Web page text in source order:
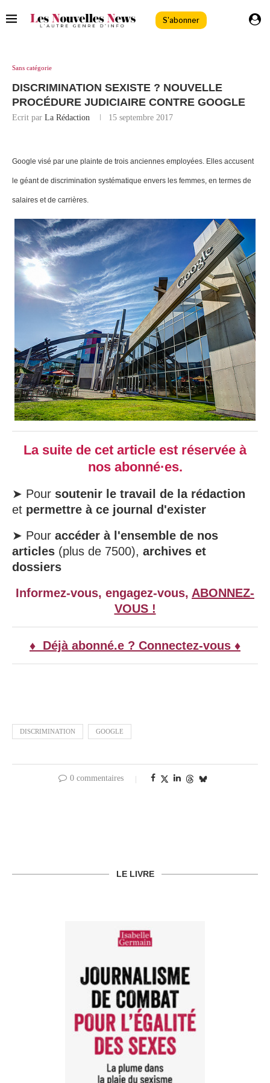
S'abonner
Sans catégorie
DISCRIMINATION SEXISTE ? NOUVELLE
PROCÉDURE JUDICIAIRE CONTRE GOOGLE
Ecrit par La Rédaction 15 septembre 2017
Google visé par une plainte de trois anciennes employées. Elles accusent
le géant de discrimination systématique envers les femmes, en termes de
salaires et de carrières.
La suite de cet article est réservée à
nos abonné·es.
➤ Pour soutenir le travail de la rédaction
et permettre à ce journal d'exister
➤ Pour accéder à l'ensemble de nos
articles (plus de 7500), archives et
dossiers
Informez-vous, engagez-vous, ABONNEZ-
VOUS !
♦ Déjà abonné.e ? Connectez-vous ♦
DISCRIMINATION GOOGLE
0 commentaires
LE LIVRE